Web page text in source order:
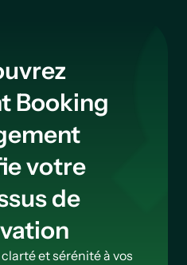
Booking
votre
de
et sérénité à vos